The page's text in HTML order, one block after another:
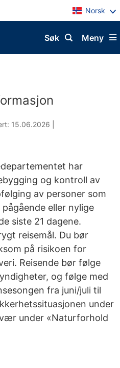
Norsk
Meny
Søk
15.06.2026
har
og kontroll av
av personer som
eller nylige
siste 21 dagene.
reisemål. Du bør
på risikoen for
Reisende bør følge
og følge med
fra juni/juli til
under
under «Naturforhold